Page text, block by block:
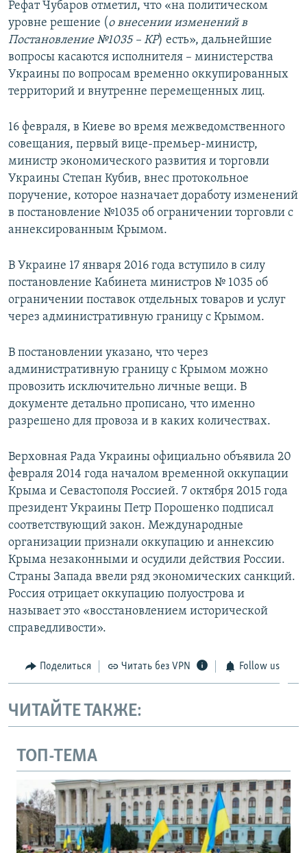
Рефат Чубаров отметил, что «на политическом
уровне решение (о внесении изменений в
Постановление №1035 – КР) есть», дальнейшие
вопросы касаются исполнителя – министерства
Украины по вопросам временно оккупированных
территорий и внутренне перемещенных лиц.
16 февраля, в Киеве во время межведомственного
совещания, первый вице-премьер-министр,
министр экономического развития и торговли
Украины Степан Кубив, внес протокольное
поручение, которое назначает доработу изменений
в постановление №1035 об ограничении торговли с
аннексированным Крымом.
В Украине 17 января 2016 года вступило в силу
постановление Кабинета министров № 1035 об
ограничении поставок отдельных товаров и услуг
через административную границу с Крымом.
В постановлении указано, что через
административную границу с Крымом можно
провозить исключительно личные вещи. В
документе детально прописано, что именно
разрешено для провоза и в каких количествах.
Верховная Рада Украины официально объявила 20
февраля 2014 года началом временной оккупации
Крыма и Севастополя Россией. 7 октября 2015 года
президент Украины Петр Порошенко подписал
соответствующий закон. Международные
организации признали оккупацию и аннексию
Крыма незаконными и осудили действия России.
Страны Запада ввели ряд экономических санкций.
Россия отрицает оккупацию полуострова и
называет это «восстановлением исторической
справедливости».
Поделиться Читать без VPN Follow us
ЧИТАЙТЕ ТАКЖЕ:
ТОП-ТЕМА